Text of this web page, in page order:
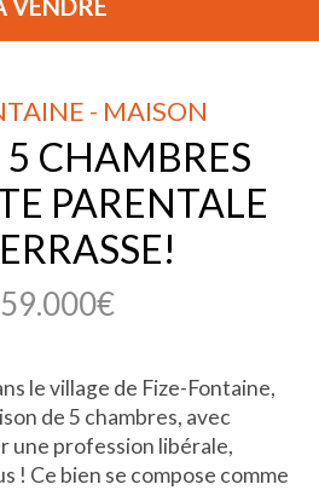
- MAISON
CHAMBRES
PARENTALE
le village de Fize-Fontaine,
de 5 chambres, avec
une profession libérale,
! Ce bien se compose comme